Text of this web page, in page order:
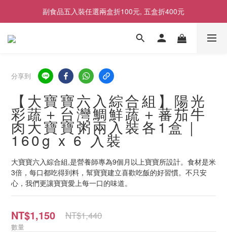
2026商品售價調整公告｜9月1日起適用
2026商品售價調整公告｜9月1日起適用
分享到
【大寶寶六入綜合組】陽光
彩蔬＋台灣鯛鮮蔬＋蕃茄牛
肉大寶寶粥兩入裝各1盒｜
160g x 6 入裝
大寶寶六入綜合組,是營養師專為9個月以上寶寶所設計。食材是米
3倍，每口都吃得到料，幫寶寶建立喜歡吃飯的好習慣。不只安
心，我們更讓寶寶愛上每一口的味道。
NT$1,150 NT$1,440
數量